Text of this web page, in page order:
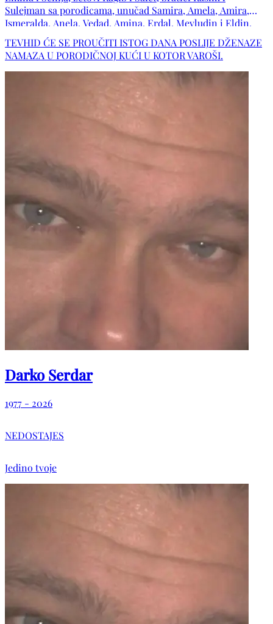
Sulejman sa porodicama, unučad Samira, Amela, Amira,
Ismeralda, Anela, Vedad, Amina, Erdal, Mevludin i Eldin,
praunučad Ajla, Bilal, Eldar, Amar, Dunja, Kerim i Nur, te
ostala mnogobrojna rodbina, prijatelji i komšije.
TEVHID ĆE SE PROUČITI ISTOG DANA POSLIJE DŽENAZE
NAMAZA U PORODIČNOJ KUĆI U KOTOR VAROŠI.
Darko Serdar
1977 - 2026
NEDOSTAJES
Jedino tvoje